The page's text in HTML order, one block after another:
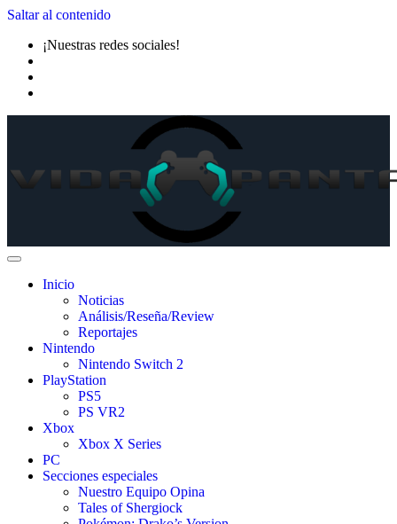
Saltar al contenido
¡Nuestras redes sociales!
Inicio
Noticias
Análisis/Reseña/Review
Reportajes
Nintendo
Nintendo Switch 2
PlayStation
PS5
PS VR2
Xbox
Xbox X Series
PC
Secciones especiales
Nuestro Equipo Opina
Tales of Shergiock